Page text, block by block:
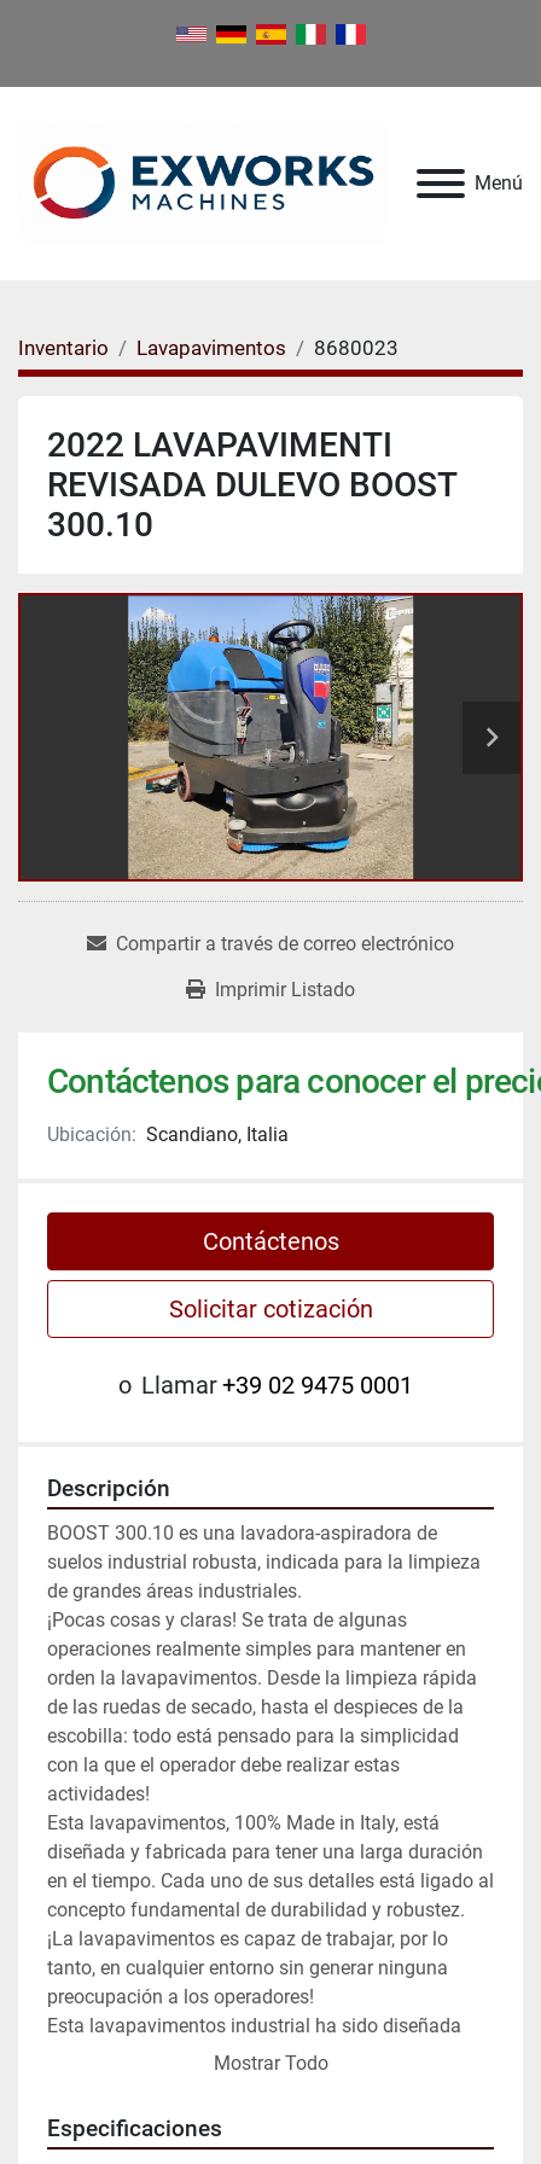
Menú
Inventario Lavapavimentos 8680023
2022 LAVAPAVIMENTI
REVISADA DULEVO BOOST
300.10
Compartir a través de correo electrónico
Imprimir Listado
Contáctenos para conocer el
Ubicación: Scandiano, Italia
Contáctenos
Solicitar cotización
o Llamar+39 02 9475 0001
Descripción
BOOST 300.10 es una lavadora-aspiradora de
suelos industrial robusta, indicada para la limpieza
de grandes áreas industriales.
¡Pocas cosas y claras! Se trata de algunas
operaciones realmente simples para mantener en
orden la lavapavimentos. Desde la limpieza rápida
de las ruedas de secado, hasta el despieces de la
escobilla: todo está pensado para la simplicidad
con la que el operador debe realizar estas
actividades!
Esta lavapavimentos, 100% Made in Italy, está
diseñada y fabricada para tener una larga duración
en el tiempo. Cada uno de sus detalles está ligado al
concepto fundamental de durabilidad y robustez.
¡La lavapavimentos es capaz de trabajar, por lo
tanto, en cualquier entorno sin generar ninguna
preocupación a los operadores!
Esta lavapavimentos industrial ha sido diseñada
para ser realmente fácil de usar. Los pocos mandos
encendido, será pan comido para el operador
Mostrar Todo
Especificaciones